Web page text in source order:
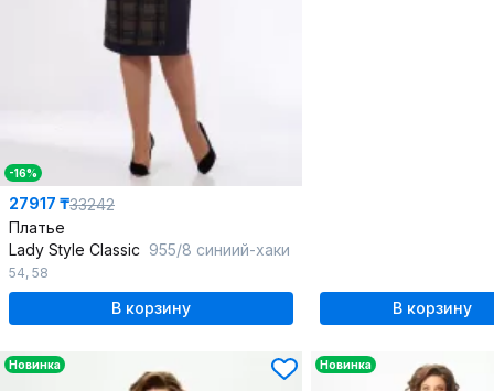
-16%
27917 ₸33242
Платье
Lady Style Classic 955/8 синиий-хаки
54, 58
В корзину В корзину
Новинка Новинка